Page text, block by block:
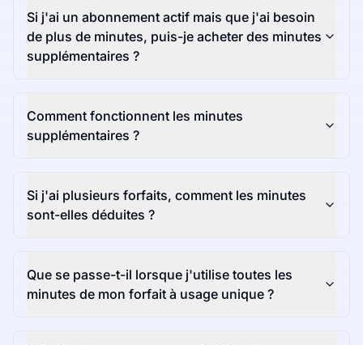
Si j'ai un abonnement actif mais que j'ai besoin
de plus de minutes, puis-je acheter des minutes
supplémentaires ?
Comment fonctionnent les minutes
supplémentaires ?
Si j'ai plusieurs forfaits, comment les minutes
sont-elles déduites ?
Que se passe-t-il lorsque j'utilise toutes les
minutes de mon forfait à usage unique ?